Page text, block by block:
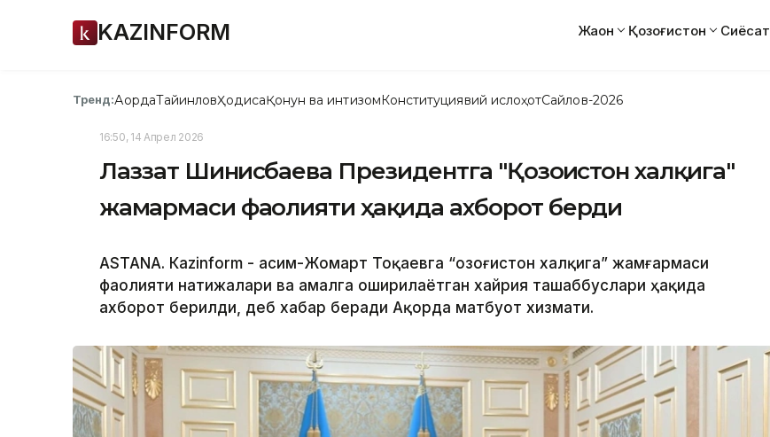
KAZINFORM Жаҳон Қозоғистон Сиёсат
Тренд:АқордаТайинловҲодисаҚонун ва интизомКонституциявий ислоҳотСайлов-2026
16:50, 14 Апрел 2026
Лаззат Шинғисбаева Президентга "Қозоғистон халқига"
жамғармаси фаолияти ҳақида ахборот берди
ASTANА. Кazinform - Қасим-Жомарт Тоқаевга “Қозоғистон халқига” жамғармаси
фаолияти натижалари ва амалга оширилаётган хайрия ташаббуслари ҳақида
ахборот берилди, деб хабар беради Ақорда матбуот хизмати.